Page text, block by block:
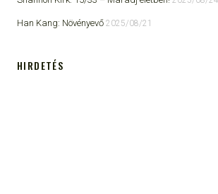
Han Kang: Növényevő 2025/08/21
HIRDETÉS